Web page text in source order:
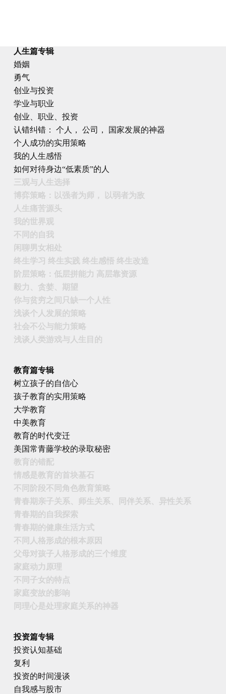
人生篇专辑
婚姻
勇气
创业与投资
学业与职业
创业、职业、投资
认错纠错： 个人， 公司， 国家发展的神器
个人成功的实用策略
我的人生感悟
如何对待身边“低素质”的人
三观与人生选择
博弈策略：以强者为师， 以弱者为敌
人生痛苦源头
我的世界观
不同的自我
闲聊男女相处
终生学习 终生实践 终生感悟 终生改造
阶层策略：低层拼能力 高层靠资源
毅力、贪婪、期望
你与贫穷之间只缺一个人性
浅谈个人发展的策略
社会不公与能力策略
浅谈人类游戏与人生目的
教育篇专辑
树立孩子的自信心
孩子教育的实用策略
大学教育
中美教育
教育的时代变迁
美国常青藤学校的录取秘密
教育的错配
情感是教育的首块基石
不同阶段不同角色教育策略
青春期亲子关系、师生关系、同伴关系、异性关系
青春期的自我探索
青春期的健康生活方式
不同人格形成的根本原因
父母对孩子人格形成的三个维度
家庭动力原理
不同子女的特点
家庭变故的影响
同理心是处理家庭关系的神器
投资篇专辑
投资认知基础
复利
投资的时间漫谈
自我感与股市